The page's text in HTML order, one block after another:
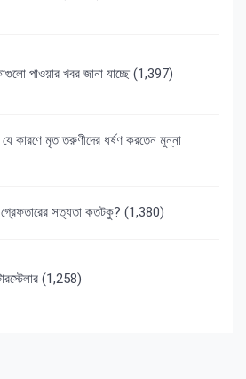
পাওয়ার খবর জানা যাচ্ছে (1,397)
যে কারণে মৃত তরুণীদের ধর্ষণ করতেন মুন্না
সত্যতা কতটকু? (1,380)
(1,258)